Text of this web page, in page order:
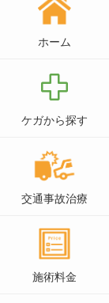
ホーム
ケガから探す
交通事故治療
施術料金